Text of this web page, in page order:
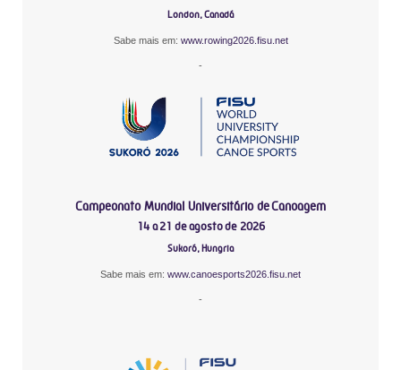
London, Canadá
Sabe mais em: www.rowing2026.fisu.net
-
Campeonato Mundial Universitário de Canoagem
14 a 21 de agosto de 2026
Sukoró, Hungria
Sabe mais em: www.canoesports2026.fisu.net
-